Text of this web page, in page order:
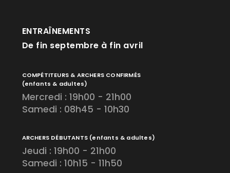
ENTRAÎNEMENTS
De fin septembre à fin avril
COMPÉTITEURS & ARCHERS CONFIRMÉS
(enfants & adultes)
Mercredi : 19h00 - 21h00
Samedi : 08h45 - 10h30
ARCHERS DÉBUTANTS (enfants & adultes)
Jeudi : 19h00 - 21h00
Samedi : 10h15 - 11h50